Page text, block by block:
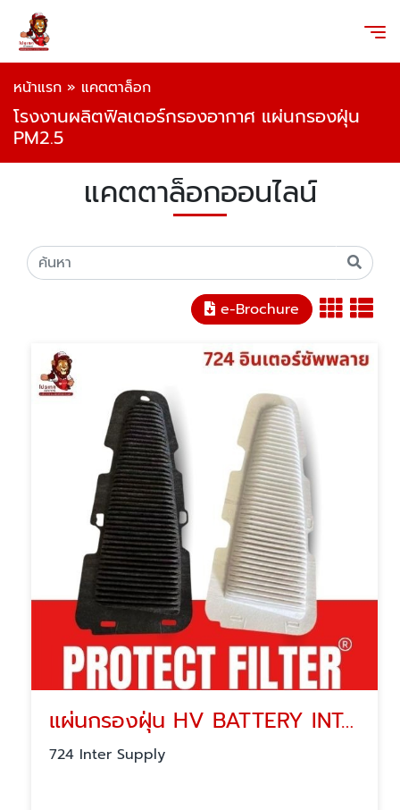
หน้าแรก » แคตตาล็อก
โรงงานผลิตฟิลเตอร์กรองอากาศ แผ่นกรองฝุ่น
PM2.5
แคตตาล็อกออนไลน์
e-Brochure
แผ่นกรองฝุ่น HV BATTERY INTAKE FILTER
724 Inter Supply